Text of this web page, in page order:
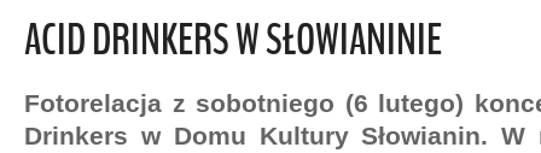
ACID DRINKERS W SŁOWIANINIE
Fotorelacja z sobotniego (6 lutego)
Drinkers w Domu Kultury Słowianin. W